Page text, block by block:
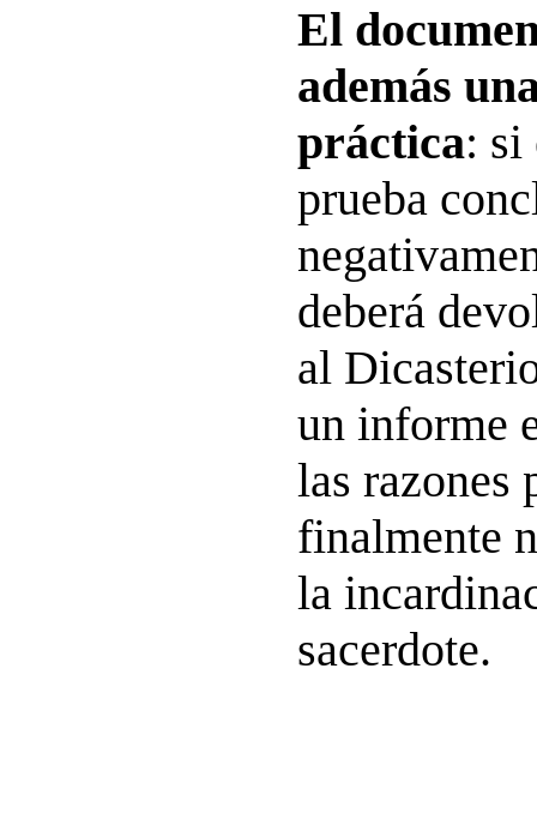
El
además
práctica: si
prueba
deberá
al
un informe
las razones
finalmente
la
sacerdote.